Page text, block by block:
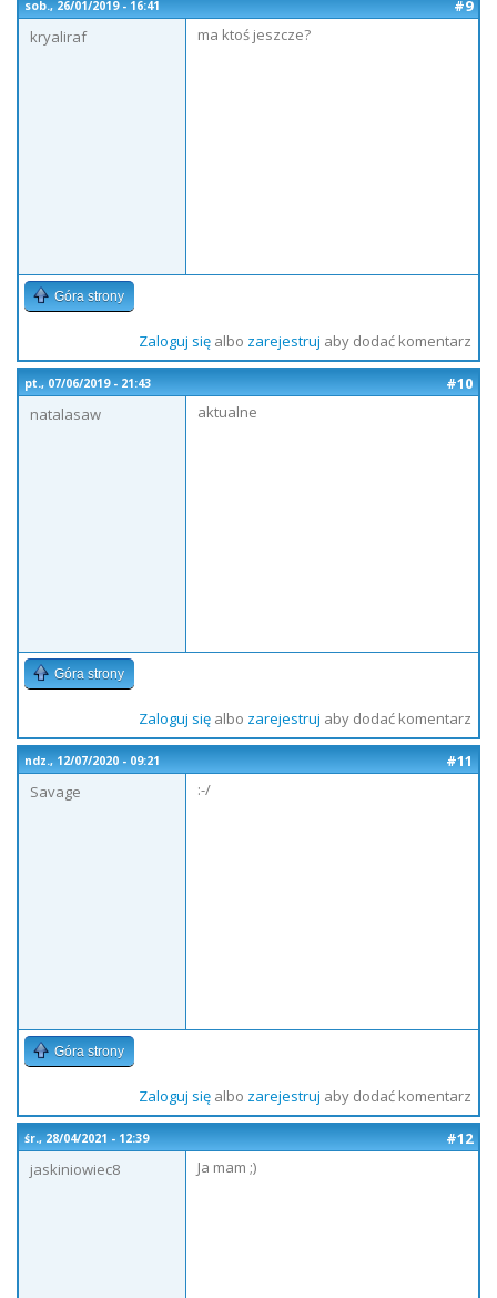
sob., 26/01/2019 - 16:41
#9
kryaliraf
ma ktoś jeszcze?
Góra strony
Zaloguj sięalbo zarejestruj aby dodać komentarz
pt., 07/06/2019 - 21:43
#10
natalasaw
aktualne
Góra strony
Zaloguj sięalbo zarejestruj aby dodać komentarz
ndz., 12/07/2020 - 09:21
#11
Savage
:-/
Góra strony
Zaloguj sięalbo zarejestruj aby dodać komentarz
śr., 28/04/2021 - 12:39
#12
jaskiniowiec8
Ja mam ;)